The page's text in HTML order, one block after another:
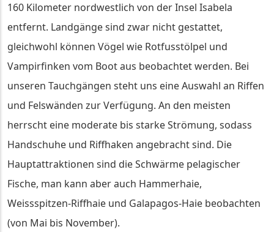
160 Kilometer nordwestlich von der Insel Isabela
entfernt. Landgänge sind zwar nicht gestattet,
gleichwohl können Vögel wie Rotfusstölpel und
Vampirfinken vom Boot aus beobachtet werden. Bei
unseren Tauchgängen steht uns eine Auswahl an Riffen
und Felswänden zur Verfügung. An den meisten
herrscht eine moderate bis starke Strömung, sodass
Handschuhe und Riffhaken angebracht sind. Die
Hauptattraktionen sind die Schwärme pelagischer
Fische, man kann aber auch Hammerhaie,
Weissspitzen-Riffhaie und Galapagos-Haie beobachten
(von Mai bis November).